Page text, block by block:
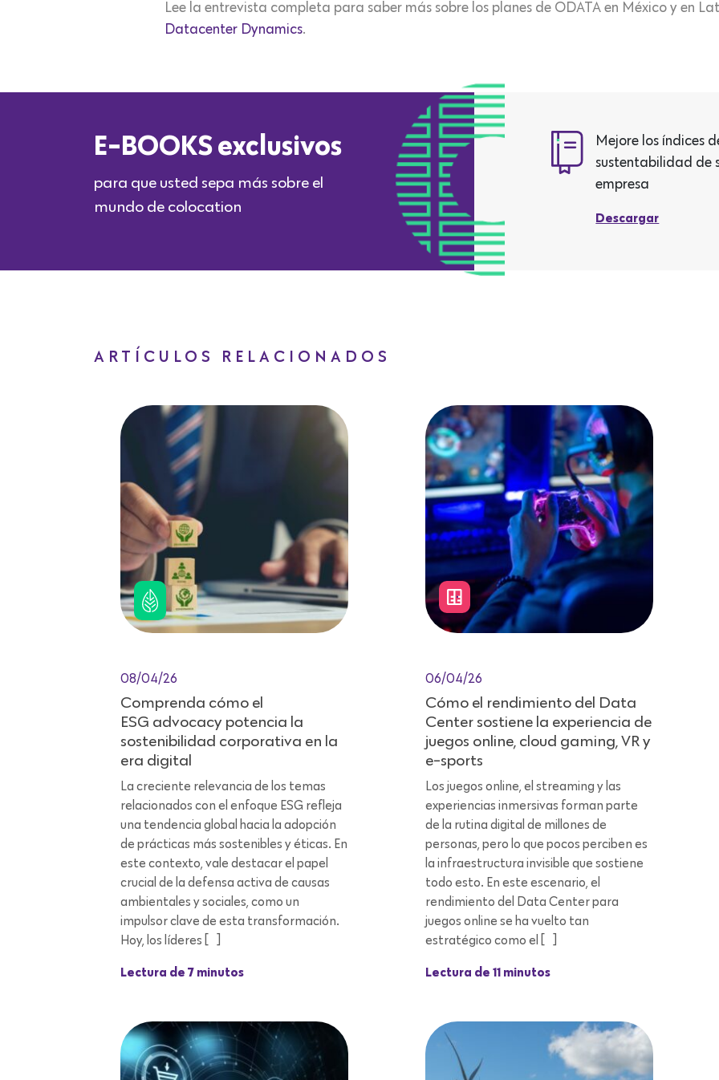
Lee la entrevista completa para saber más sobre los planes de ODATA en México y en
Datacenter Dynamics.
E-BOOKS exclusivos
para que usted sepa más sobre el
mundo de colocation
Mejore los índices
sustentabilidad de
empresa
Descargar
ARTÍCULOS RELACIONADOS
08/04/26
Comprenda cómo el
ESG advocacy potencia la
sostenibilidad corporativa en la
era digital
La creciente relevancia de los temas
relacionados con el enfoque ESG refleja
una tendencia global hacia la adopción
de prácticas más sostenibles y éticas. En
este contexto, vale destacar el papel
crucial de la defensa activa de causas
ambientales y sociales, como un
impulsor clave de esta transformación.
Hoy, los líderes […]
Lectura de 7 minutos
06/04/26
Cómo el rendimiento del Data
Center sostiene la experiencia de
juegos online, cloud gaming, VR y
e-sports
Los juegos online, el streaming y las
experiencias inmersivas forman parte
de la rutina digital de millones de
personas, pero lo que pocos perciben es
la infraestructura invisible que sostiene
todo esto. En este escenario, el
rendimiento del Data Center para
juegos online se ha vuelto tan
estratégico como el […]
Lectura de 11 minutos